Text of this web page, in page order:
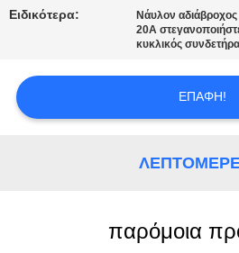
Ειδικότερα: Νάυλον
20A
κυκλικός
ΕΠΑΦΉ!
παρόμοια